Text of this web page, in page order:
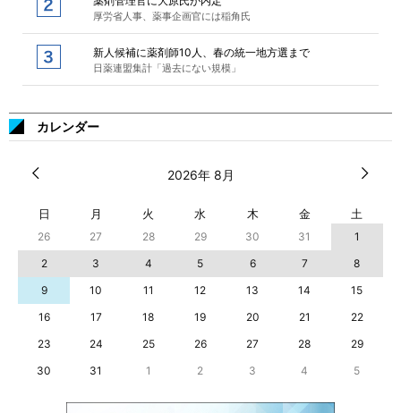
厚労省人事、薬事企画官には稲角氏
新人候補に薬剤師10人、春の統一地方選まで
日薬連盟集計「過去にない規模」
カレンダー
2026年 8月
日 月 火 水 木 金 土
26 27 28 29 30 31
1
2
3 4 5 6 7
8
9
10 11 12 13 14
15
16
17 18 19 20 21
22
23
24 25 26 27 28
29
30
31 1 2 3 4 5